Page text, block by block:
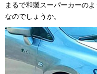
まるで和製スーパーカーの
なのでしょうか。